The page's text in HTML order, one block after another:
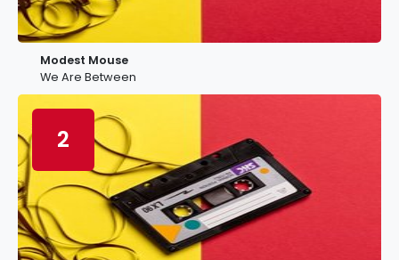
Modest Mouse
We Are Between
2